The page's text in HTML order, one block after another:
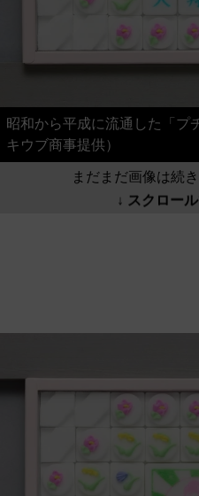
昭和から平成に流通した「プ
キウブ商事提供）
まだまだ画像は続
↓ スクロー